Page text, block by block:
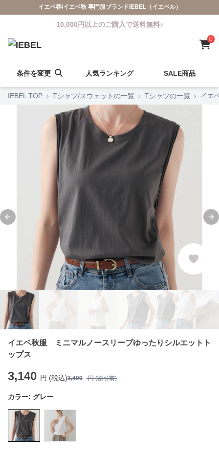
イエベ春/イエベ秋 専門服ブランドIEBEL（イエベル）
10,000円以上のご購入で送料無料♪
0
条件を変更 人気ランキング SALE商品
IEBEL TOP › Tシャツ/スウェットの一覧 › Tシャツの一覧 › イエ
Previous slide
イエベ秋服 ミニマルノースリーブゆったりシルエットト
ップス
3,140 円 (税込)3,490 円 (割引前)
カラー: グレー